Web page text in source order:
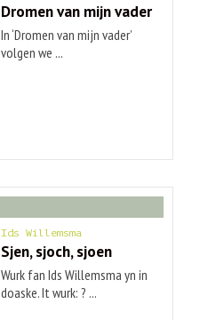
Dromen van mijn vader
In ‘Dromen van mijn vader’
volgen we ...
Ids Willemsma
Sjen, sjoch, sjoen
Wurk fan Ids Willemsma yn in
doaske. It wurk: ? ...